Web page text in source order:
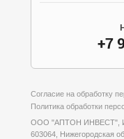
+7
Согласие на обработку
Политика обработки
ООО "АПТОН ИНВЕСТ",
603064, Нижегородская